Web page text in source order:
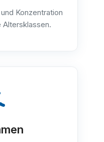
Konzentration
Altersklassen.